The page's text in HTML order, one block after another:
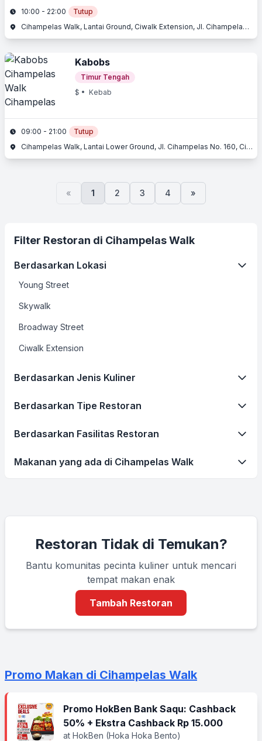
10:00 - 22:00
Tutup
Cihampelas Walk, Lantai Ground, Ciwalk Extension, Jl. Cihampelas No. 160, Cihampelas, Bandung, Jawa Barat
Kabobs
Timur Tengah
$ • Kebab
09:00 - 21:00
Tutup
Cihampelas Walk, Lantai Lower Ground, Jl. Cihampelas No. 160, Cihampelas, Bandung, Jawa Barat
« 1 2 3 4 »
Filter Restoran di Cihampelas Walk
Berdasarkan Lokasi
Young Street
Skywalk
Broadway Street
Ciwalk Extension
Berdasarkan Jenis Kuliner
Berdasarkan Tipe Restoran
Berdasarkan Fasilitas Restoran
Makanan yang ada di Cihampelas Walk
Restoran Tidak di Temukan?
Bantu komunitas pecinta kuliner untuk mencari
tempat makan enak
Tambah Restoran
Promo Makan di Cihampelas Walk
Promo HokBen Bank Saqu: Cashback
50% + Ekstra Cashback Rp 15.000
at HokBen (Hoka Hoka Bento)